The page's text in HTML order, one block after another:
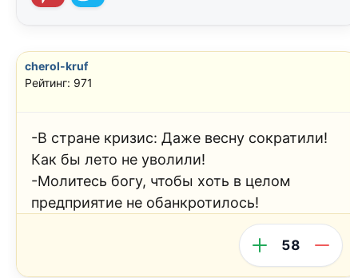
cherol-kruf
Рейтинг: 971
-В стране кризис: Даже весну сократили!
Как бы лето не уволили!
-Молитесь богу, чтобы хоть в целом
предприятие не обанкротилось!
58